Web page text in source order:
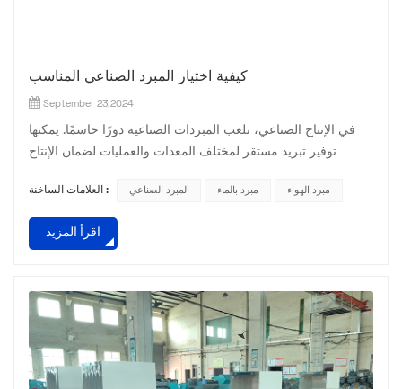
كيفية اختيار المبرد الصناعي المناسب
September 23,2024
في الإنتاج الصناعي، تلعب المبردات الصناعية دورًا حاسمًا. يمكنها
توفير تبريد مستقر لمختلف المعدات والعمليات لضمان الإنتاج
للمبردات الصناعية الموجودة في السوق، كيف يمكننا اختيار النوع
المناسب؟ اليوم، دعونا نناقش هذه المسألة. أنا. توضيح متطلبات
التبريد أولاً وقبل كل شيء، تحتاج إلى توضيح متطلبات التبريد
العلامات الساخنة : المبرد الصناعي مبرد بالماء مبرد الهواء
اقرأ المزيد